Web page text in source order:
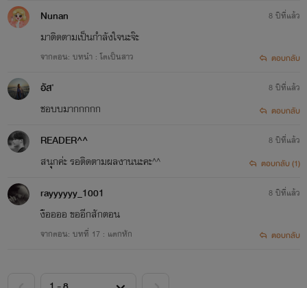
Nunan
มาติดตามเป็นกำลังใจนะจ๊ะ
จากตอน: บทนำ : โตเป็นสาว
8 ปีที่แล้ว
ตอบกลับ
อัส'
ชอบบมากกกกก
8 ปีที่แล้ว
ตอบกลับ
READER^^
สนุุกค่ะ รอติดตามผลงานนะคะ^^
8 ปีที่แล้ว
ตอบกลับ (1)
rayyyyyy_1001
งืออออ ขออีกสักตอน
จากตอน: บทที่ 17 : แตกหัก
8 ปีที่แล้ว
ตอบกลับ